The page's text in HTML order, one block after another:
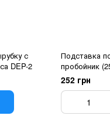
с
DEP-2
Подставка
пробойник
252 грн